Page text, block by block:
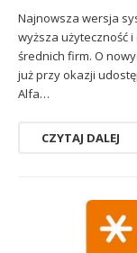
Najnowsza wersja
wyższa użyteczność
średnich firm. O
już przy okazji
Alfa…
CZYTAJ DALEJ